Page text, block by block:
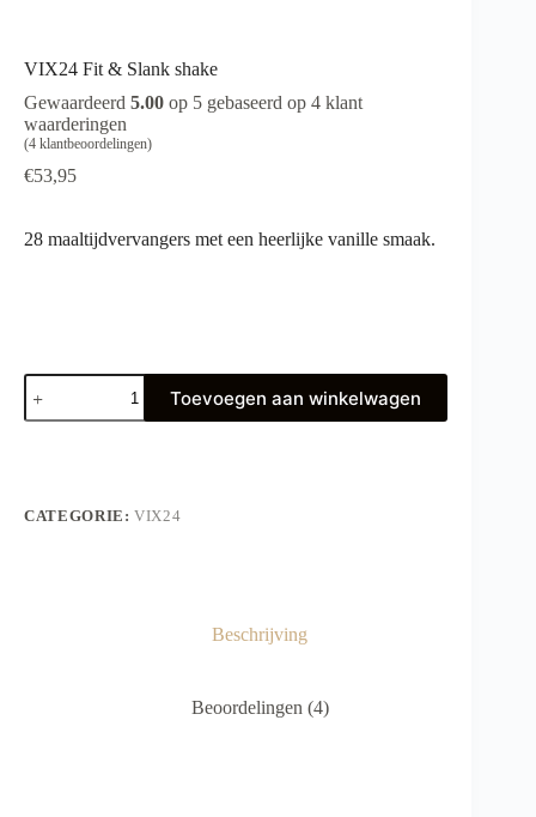
VIX24 Fit & Slank shake
Gewaardeerd 5.00 op 5 gebaseerd op 4 klant
waarderingen
(4 klantbeoordelingen)
€53,95
28 maaltijdvervangers met een heerlijke vanille smaak.
VIX24
Fit
&
Toevoegen aan winkelwagen
CATEGORIE:VIX24
Beschrijving
Beoordelingen (4)